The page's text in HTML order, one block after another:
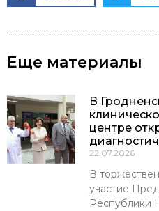
Еще материалы
В
центре
22.07.2026
В
участие
Республики